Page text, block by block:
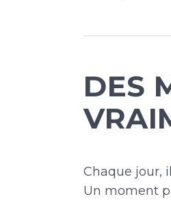
DES
Chaque jour,
Un moment